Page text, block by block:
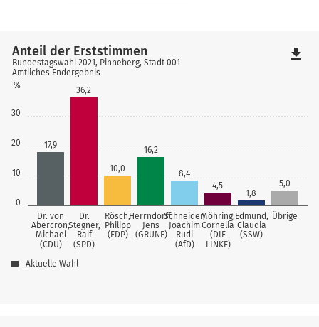
0
10
20
30
%
Dr. von
Abercron,
Michael
(CDU)
Dr.
Stegner,
Ralf
(SPD)
Rösch,
Philipp
(FDP)
Herrndorff,
Jens
(GRÜNE)
Schneider,
Joachim
Rudi
(AfD)
Möhring,
Cornelia
(DIE
LINKE)
Edmund,
Claudia
(SSW)
Übrige
17,9
36,2
10,0
16,2
8,4
4,5
1,8
5,0
Anteil der Erststimmen
Bundestagswahl 2021, Pinneberg, Stadt 001
Amtliches Endergebnis
Aktuelle Wahl
file_download